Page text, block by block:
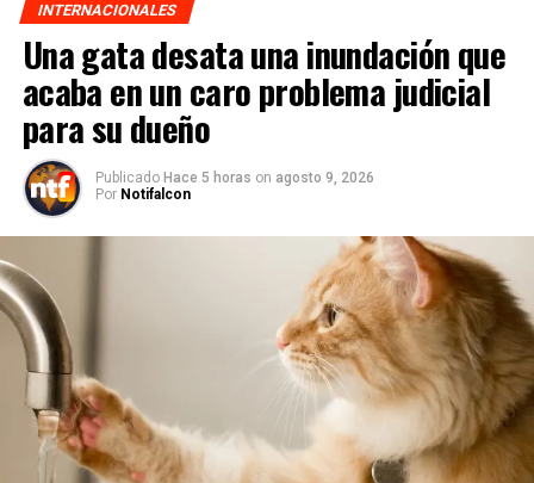
INTERNACIONALES
Una gata desata una inundación que
acaba en un caro problema judicial
para su dueño
Publicado Hace 5 horas on agosto 9, 2026
Por Notifalcon